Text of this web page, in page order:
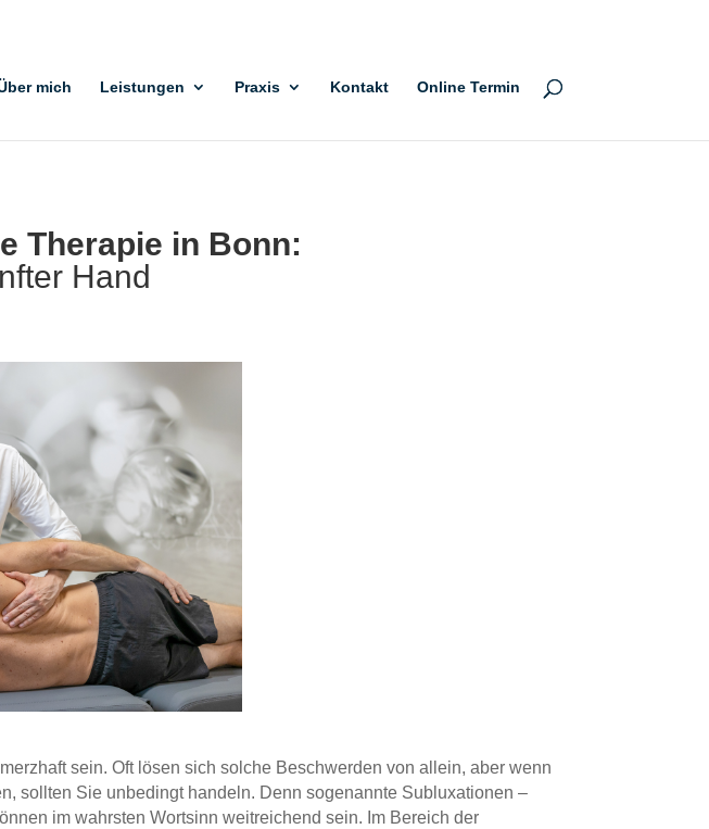
mich Leistungen Praxis Kontakt Online Termin
Therapie in Bonn:
Hand
sein. Oft lösen sich solche Beschwerden von allein, aber wenn
sollten Sie unbedingt handeln. Denn sogenannte Subluxationen –
im wahrsten Wortsinn weitreichend sein. Im Bereich der